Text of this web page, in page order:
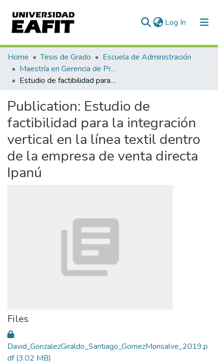
Log In (current)
Communities & Collections
All of DSpace
Home Tesis de Grado
Escuela de Administración
Maestría en Gerencia de Proyectos (Tesis)
Estudio de factibilidad para la integración vertical en la línea textil dentro de la empresa de venta directa Ipanú
Publication: Estudio de
factibilidad para la integración
vertical en la línea textil dentro
de la empresa de venta directa
Ipanú
Files
David_GonzalezGiraldo_Santiago_GomezMonsalve_2019.p
df(3.02 MB)